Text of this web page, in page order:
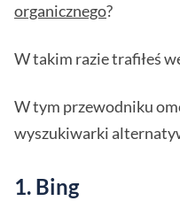
organicznego?
W takim razie trafiłeś
W tym przewodniku
wyszukiwarki
1. Bing